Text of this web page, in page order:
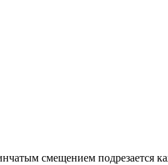
смещением подрезается